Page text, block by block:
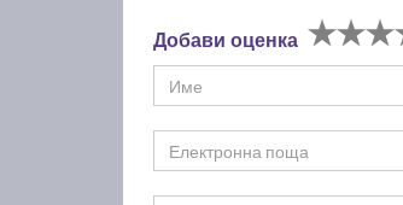
Добави оценка